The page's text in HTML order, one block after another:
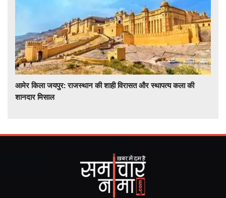
आमेर किला जयपुर: राजस्थान की शाही विरासत और स्थापत्य कला की
शानदार मिसाल